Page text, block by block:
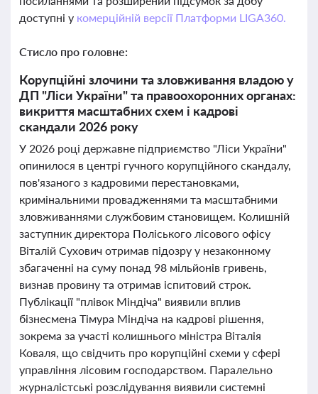
доступні у комерційній версії Платформи LIGA360.
Стисло про головне:
Корупційні злочини та зловживання владою у
ДП "Ліси України" та правоохоронних органах:
викриття масштабних схем і кадрові
скандали 2026 року
У 2026 році державне підприємство "Ліси України"
опинилося в центрі гучного корупційного скандалу,
пов'язаного з кадровими перестановками,
кримінальними провадженнями та масштабними
зловживаннями службовим становищем. Колишній
заступник директора Поліського лісового офісу
Віталій Сухович отримав підозру у незаконному
збагаченні на суму понад 98 мільйонів гривень,
визнав провину та отримав іспитовий строк.
Публікації "плівок Міндіча" виявили вплив
бізнесмена Тімура Міндіча на кадрові рішення,
зокрема за участі колишнього міністра Віталія
Коваля, що свідчить про корупційні схеми у сфері
управління лісовим господарством. Паралельно
журналістські розслідування виявили системні